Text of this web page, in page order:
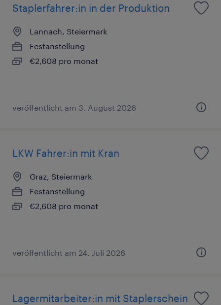
Staplerfahrer:in in der Produktion
Lannach, Steiermark
Festanstellung
€2,608 pro monat
veröffentlicht am 3. August 2026
LKW Fahrer:in mit Kran
Graz, Steiermark
Festanstellung
€2,608 pro monat
veröffentlicht am 24. Juli 2026
Lagermitarbeiter:in mit Staplerschein